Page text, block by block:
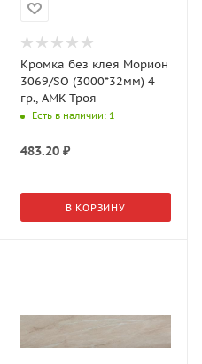
Кромка без клея Морион
3069/SO (3000*32мм) 4
гр., АМК-Троя
Есть в наличии: 1
483.20₽
В КОРЗИНУ